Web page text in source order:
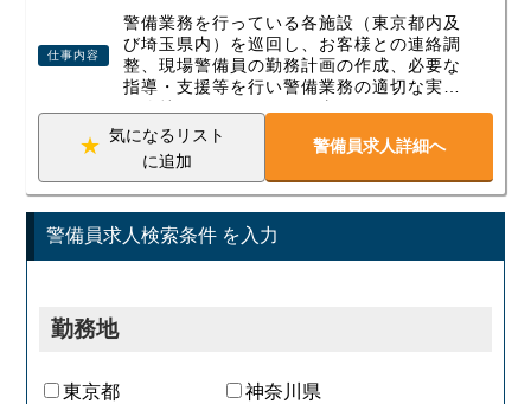
仕事内容
警備業務を行っている各施設（東京都内及
び埼玉県内）を巡回し、お客様との連絡調
整、現場警備員の勤務計画の作成、必要な
指導・支援等を行い警備業務の適切な実施
場に欠員等が生じた場合には代勤（自ら警
備員として現場に配置し24時間等の警備業
務）に従事していただきます。
移動は鉄道や社有車を用意しています。な
お代勤、朝夕の巡回を要する場合などは直
行・直帰の対応も可能です！
く、話しやすい人が多い職場ですし、私たちもできる限りバ
ックアップしますので安心してご応募いただければと思いま
す。
気になるリスト
に追加
警備員求人詳細へ
警備員求人検索条件 を入力
勤務地
東京都
神奈川県